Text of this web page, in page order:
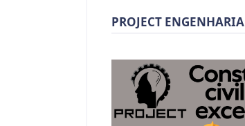
PROJECT ENGENHARIA